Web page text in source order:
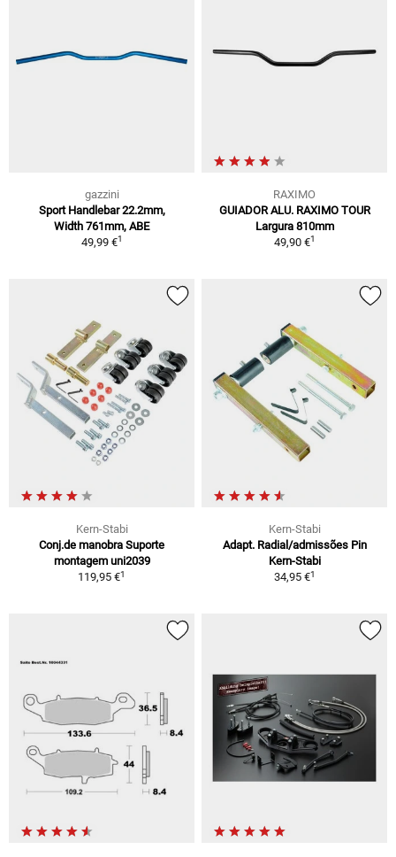
gazzini
Sport Handlebar 22.2mm,
Width 761mm, ABE
49,99 €1
RAXIMO
GUIADOR ALU. RAXIMO TOUR
Largura 810mm
49,90 €1
Kern-Stabi
Conj.de manobra Suporte
montagem uni2039
119,95 €1
Kern-Stabi
Adapt. Radial/admissões Pin
Kern-Stabi
34,95 €1